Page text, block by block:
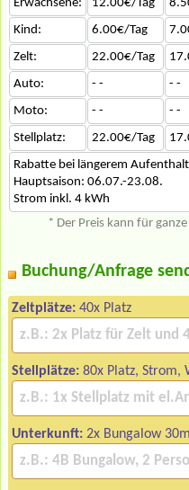
Erwachsene: 12.00€/Tag
Kind:
6.00€/Tag
Zelt:
22.00€/Tag
Auto:
- - - -
Moto:
- - - -
Stellplatz:
22.00€/Tag
Rabatte bei längerem
Hauptsaison: 06.07.-23.08.
Strom inkl. 4 kWh
* Der Preis kann für
Buchung/Anfrage
Zeltplätze: 40x Platz
Stellplätze: 80x Platz, Strom,
Unterkunft: 2x Bungalow